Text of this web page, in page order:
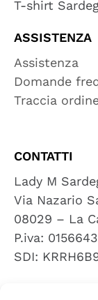
T-shirt
ASSISTENZA
Assistenza
Domande
Traccia
CONTATTI
Lady M
Via Nazario
08029 – La
P.iva:
SDI: